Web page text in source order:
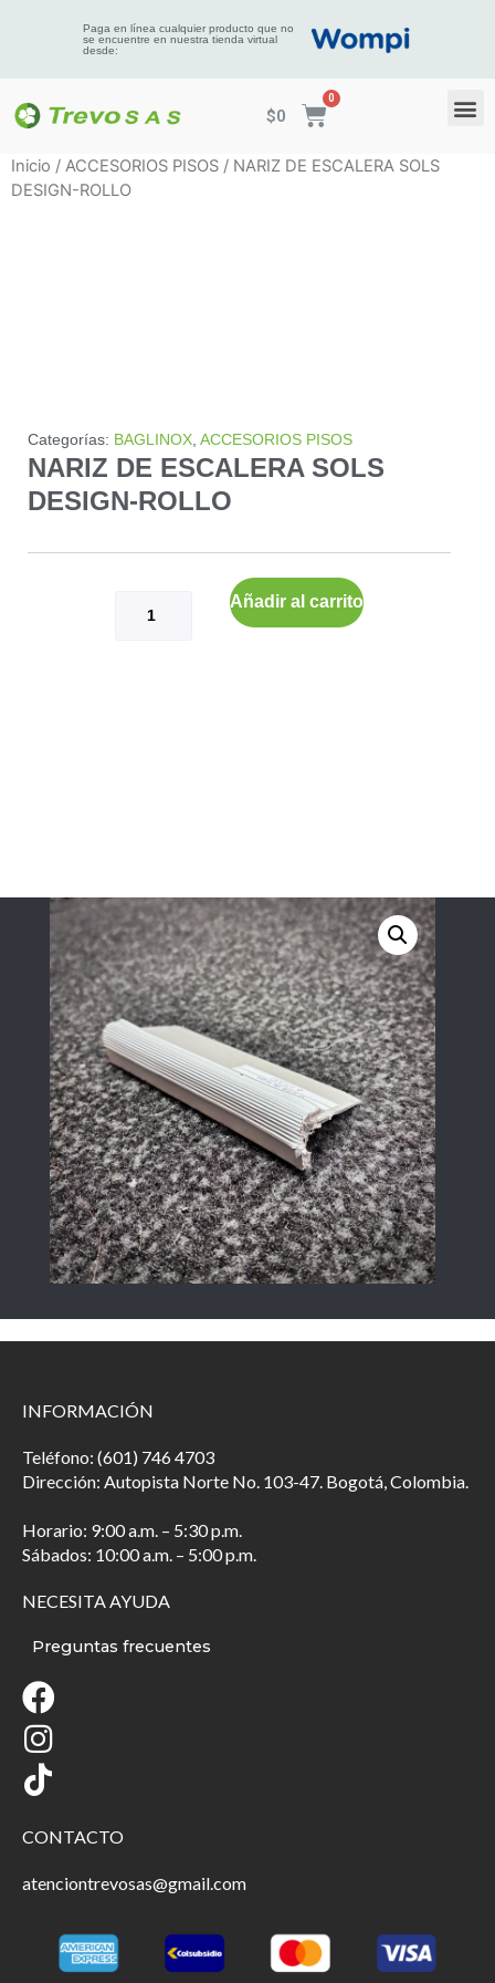
Paga en línea cualquier producto que no
se encuentre en nuestra tienda virtual
desde:
$0
Inicio / ACCESORIOS PISOS / NARIZ DE ESCALERA SOLS
DESIGN-ROLLO
Categorías: BAGLINOX ACCESORIOS PISOS
NARIZ DE ESCALERA SOLS
DESIGN-ROLLO
Añadir al carrito
INFORMACIÓN
Teléfono: (601) 746 4703
Dirección: Autopista Norte No. 103-47. Bogotá, Colombia.
Horario: 9:00 a.m. – 5:30 p.m.
Sábados: 10:00 a.m. – 5:00 p.m.
NECESITA AYUDA
Preguntas frecuentes
CONTACTO
atenciontrevosas@gmail.com